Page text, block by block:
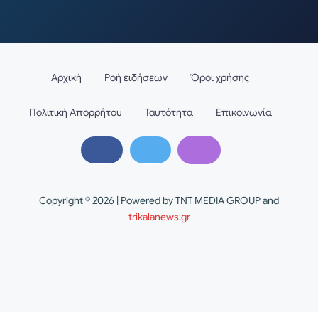
Copyright © 2026 | Powered by TNT MEDIA GROUP and
trikalanews.gr
Αρχική Ροή ειδήσεων Όροι χρήσης
Πολιτική Απορρήτου Ταυτότητα Επικοινωνία